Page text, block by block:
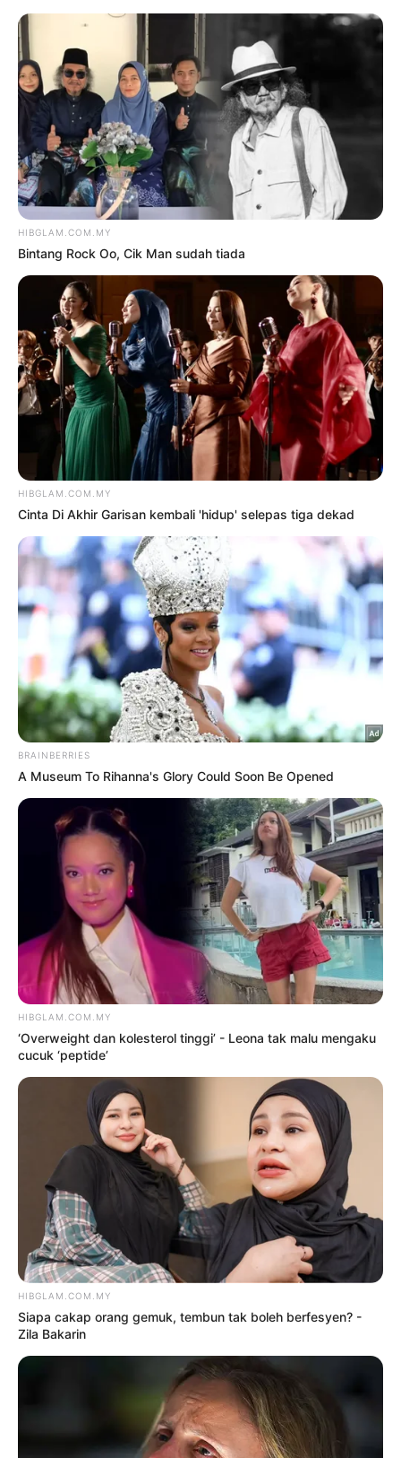
TAG: DARA
Hiburan Terkini
KECOH FATTAH AMIN, AMIRA
OTHMAN NIKAH HUJUNG
olehHIBGLAM
LEE JOON, DARA BUKAN
KEKASIH
NUR AL- FAIRUZA SYARFA SAIDI
NOR SAIDI
19 Jun 2024
Daebak Hiburan
IDOLA K-POP SENGSARA
KELUARGA TOKSIK
olehNUR AL- FAIRUZA SYARFA SAIDI
Daebak
DARA KESAL SALAH PILIH
LABEL
olehNUR AL- FAIRUZA SYARFA SAIDI
NOR SAIDI
16 Oktober 2023
Hiburan
DARA NAK KAHWIN
olehNUR AL- FAIRUZA SYARFA SAIDI
Hiburan
DARA TAWAN FILIPINA